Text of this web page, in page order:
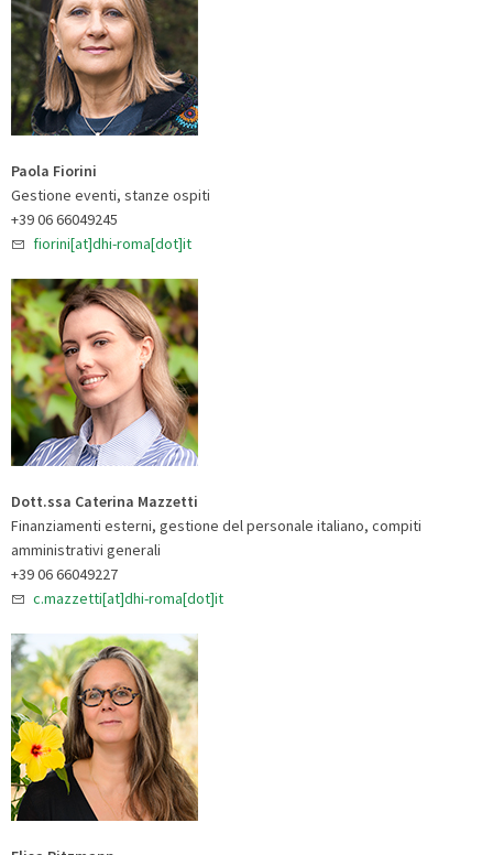
Paola Fiorini
Gestione eventi, stanze ospiti
+39 06 66049245
fiorini[at]dhi-roma[dot]it
Dott.ssa Caterina Mazzetti
Finanziamenti esterni, gestione del personale italiano, compiti
amministrativi generali
+39 06 66049227
c.mazzetti[at]dhi-roma[dot]it